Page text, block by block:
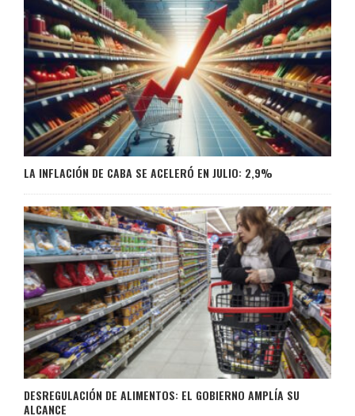
LA INFLACIÓN DE CABA SE ACELERÓ EN JULIO: 2,9%
DESREGULACIÓN DE ALIMENTOS: EL GOBIERNO AMPLÍA SU
ALCANCE